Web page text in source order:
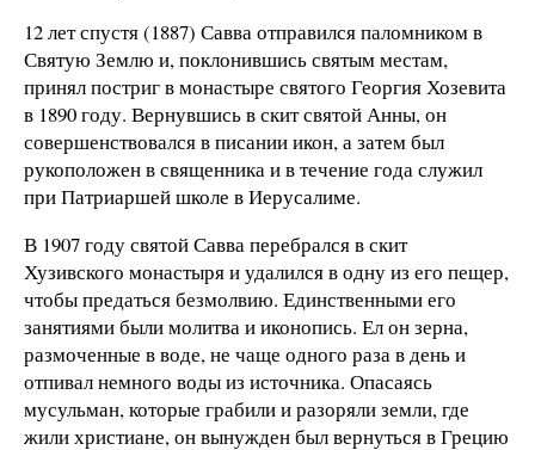
12 лет спустя (1887) Савва отправился паломником в
Святую Землю и, поклонившись святым местам,
принял постриг в монастыре святого Георгия Хозевита
в 1890 году. Вернувшись в скит святой Анны, он
совершенствовался в писании икон, а затем был
рукоположен в священника и в течение года служил
при Патриаршей школе в Иерусалиме.
В 1907 году святой Савва перебрался в скит
Хузивского монастыря и удалился в одну из его пещер,
чтобы предаться безмолвию. Единственными его
занятиями были молитва и иконопись. Ел он зерна,
размоченные в воде, не чаще одного раза в день и
отпивал немного воды из источника. Опасаясь
мусульман, которые грабили и разоряли земли, где
жили христиане, он вынужден был вернуться в Грецию